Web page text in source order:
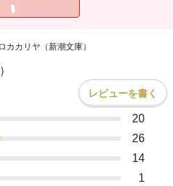
カカリヤ（新潮文庫）
レビューを書く
20
26
14
1